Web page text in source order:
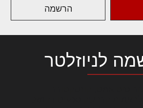
הרשמה
לניוזלטר